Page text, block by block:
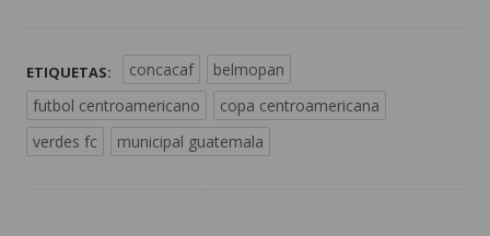
ETIQUETAS: concacaf
belmopan
futbol centroamericano
copa centroamericana
verdes fc
municipal guatemala